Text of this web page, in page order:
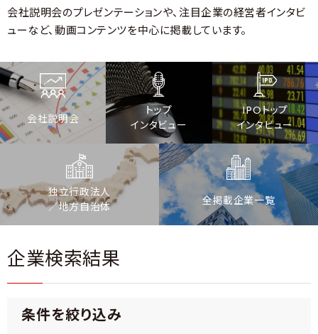
会社説明会のプレゼンテーションや、注目企業の経営者インタビ
ューなど、動画コンテンツを中心に掲載しています。
会社説明会
トップ
インタビュー
IPOトップ
インタビュー
独立行政法人
／地方自治体
全掲載企業一覧
企業検索結果
条件を絞り込み